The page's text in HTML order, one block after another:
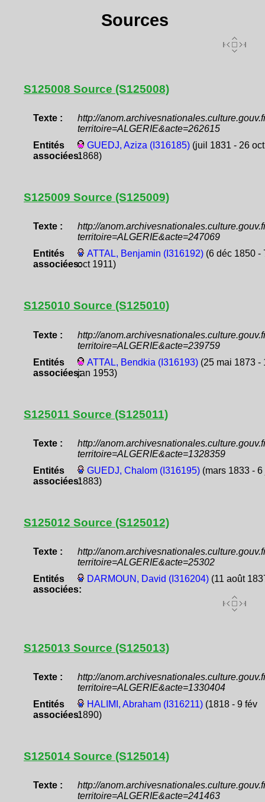
Sources
S125008 Source (S125008)
Texte :
http://
territoire=ALGERIE&acte=262615
Entités
associées:
GUEDJ, Aziza (I316185)(juil 1831 - 26 oct
1868)
S125009 Source (S125009)
Texte :
http://
territoire=ALGERIE&acte=247069
Entités
associées:
ATTAL, Benjamin (I316192)(6 déc 1850 -
oct 1911)
S125010 Source (S125010)
Texte :
http://
territoire=ALGERIE&acte=239759
Entités
associées:
ATTAL, Bendkia (I316193)(25 mai 1873 -
jan 1953)
S125011 Source (S125011)
Texte :
http://
territoire=ALGERIE&acte=1328359
Entités
associées:
GUEDJ, Chalom (I316195)(mars 1833 - 6
1883)
S125012 Source (S125012)
Texte :
http://
territoire=ALGERIE&acte=25302
Entités
associées:
DARMOUN, David (I316204)(11 août
S125013 Source (S125013)
Texte :
http://
territoire=ALGERIE&acte=1330404
Entités
associées:
HALIMI, Abraham (I316211)(1818 - 9 fév
1890)
S125014 Source (S125014)
Texte :
http://
territoire=ALGERIE&acte=241463